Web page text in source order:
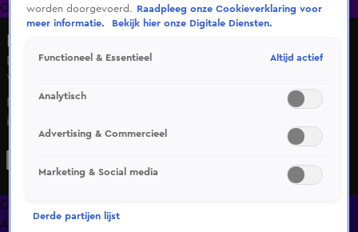
OranjezomerLivestreamsShop
De Muppetshow!
Wo 13 mei, 11:45
In Lang Leve de Liefde duiken Karen en Maikel de keuken
in, maar ze zijn niet alleen!
Overzicht
Afleveringen
worden doorgevoerd.
Raadpleeg onze Cookieverklaring voor
meer informatie.
Bekijk hier onze Digitale Diensten.
Functioneel & Essentieel Altijd actief
Analytisch
Advertising & Commercieel
Marketing & Social media
Derde partijen lijst